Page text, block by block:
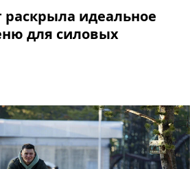
раскрыла идеальное
для силовых